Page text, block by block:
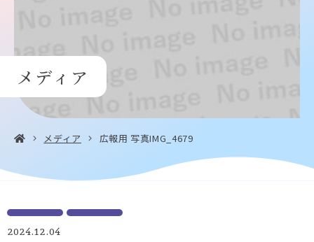
進路・進学
受験生の方へ
アクセス
メディア
メディア 広報用 写真IMG_4679
2024.12.04